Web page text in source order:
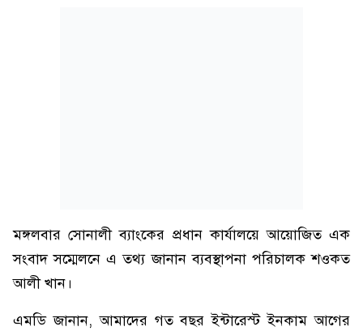
মঙ্গলবার সোনালী ব্যাংকের প্রধান কার্যালয়ে আয়োজিত এক
সংবাদ সম্মেলনে এ তথ্য জানান ব্যবস্থাপনা পরিচালক শওকত
আলী খান।
এমডি জানান, আমাদের গত বছর ইন্টারেস্ট ইনকাম আগের